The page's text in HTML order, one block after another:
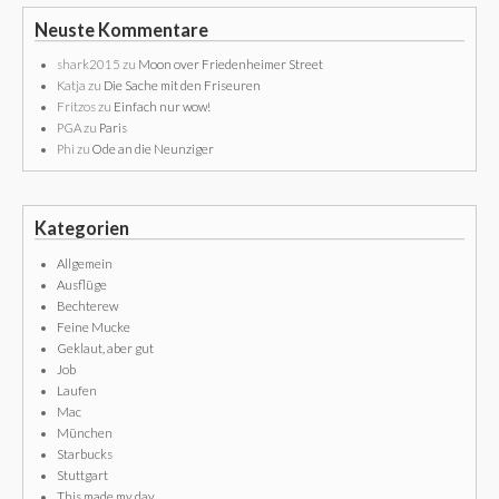
Neuste Kommentare
shark2015 zu Moon over Friedenheimer Street
Katja zu Die Sache mit den Friseuren
Fritzoszu Einfach nur wow!
PGAzu Paris
Phi zu Ode an die Neunziger
Kategorien
Allgemein
Ausflüge
Bechterew
Feine Mucke
Geklaut, aber gut
Job
Laufen
Mac
München
Starbucks
Stuttgart